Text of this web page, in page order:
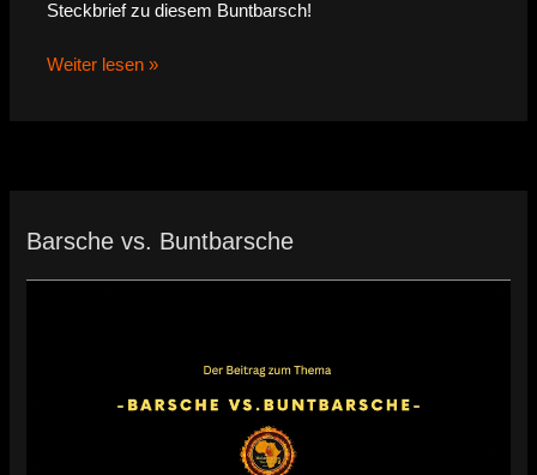
Steckbrief zu diesem Buntbarsch!
Weiter lesen »
Barsche vs. Buntbarsche